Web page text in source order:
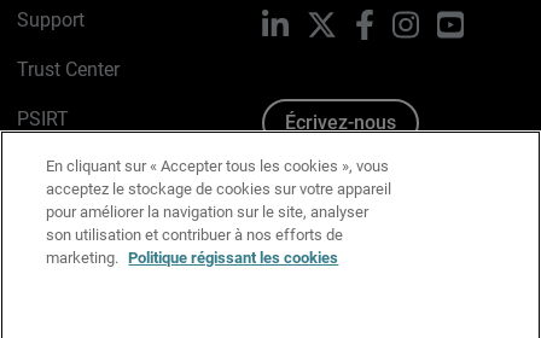
Support
Trust Center
PSIRT
Avis sur les cookies
Politique de confidentialité
Charte Graphique
LinkedIn FacebookInstagramYouTube
Écrivez-nous
En cliquant sur « Accepter tous les cookies », vous
acceptez le stockage de cookies sur votre appareil
pour améliorer la navigation sur le site, analyser
son utilisation et contribuer à nos efforts de
marketing. Politique régissant les cookies